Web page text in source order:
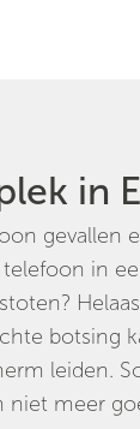
in
gevallen
in
botsing
leiden.
niet meer